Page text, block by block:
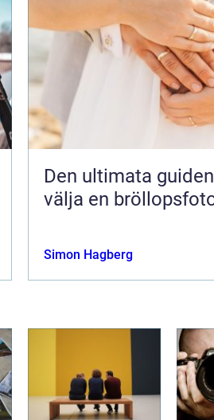
Den ultimata
välja en
Simon Hagberg